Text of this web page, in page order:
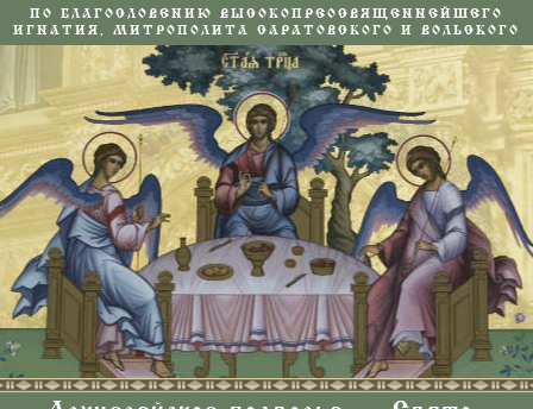
ПО БЛАГОСЛОВЕНИЮ ВЫСОКОПРЕОСВЯЩЕННЕЙШЕГО
ИГНАТИЯ, МИТРОПОЛИТА САРАТОВСКОГО И ВОЛЬСКОГО